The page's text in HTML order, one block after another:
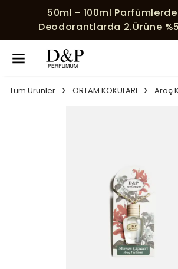
50ml - 100ml
Deodorantlarda 2.Ürüne
Tüm Ürünler ORTAM KOKULARI Araç